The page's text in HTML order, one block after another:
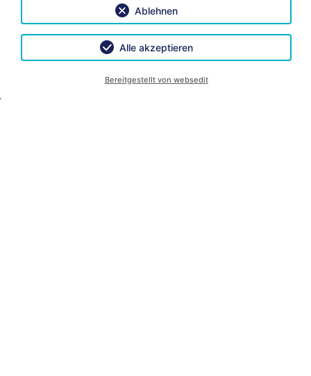
Ablehnen
Alle akzeptieren
Bereitgestellt von websedit